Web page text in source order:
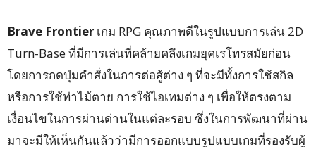
Brave Frontier เกม RPG คุณภาพดีในรูปแบบการเล่น 2D
Turn-Base ที่มีการเล่นที่คล้ายคลึงเกมยุคเรโทรสมัยก่อน
โดยการกดปุ่มคำสั่งในการต่อสู้ต่าง ๆ ที่จะมีทั้งการใช้สกิล
หรือการใช้ท่าไม้ตาย การใช้ไอเทมต่าง ๆ เพื่อให้ตรงตาม
เงื่อนไขในการผ่านด่านในแต่ละรอบ ซึ่งในการพัฒนาที่ผ่าน
มาจะมีให้เห็นกันแล้วว่ามีการออกแบบรูปแบบเกมที่รองรับผู้